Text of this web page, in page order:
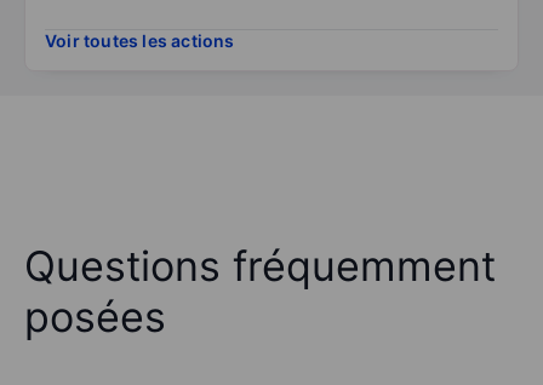
Voir toutes les actions
Questions fréquemment
posées